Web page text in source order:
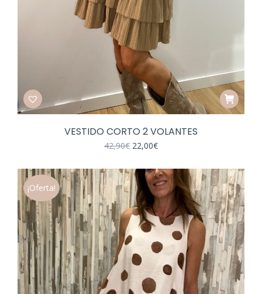
VESTIDO CORTO 2 VOLANTES
42,90€ El
original
era:
42,90€.
22,00€El
actual
es:
22,00€.
¡Oferta!